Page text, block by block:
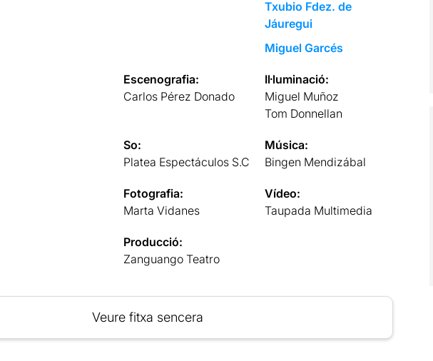
Txubio Fdez. de
Jáuregui
Miguel Garcés
Escenografia:
Carlos Pérez Donado
Il·luminació:
Miguel Muñoz
Tom Donnellan
So:
Platea Espectáculos S.C
Música:
Bingen Mendizábal
Fotografia:
Marta Vidanes
Vídeo:
Taupada Multimedia
Producció:
Zanguango Teatro
Veure fitxa sencera